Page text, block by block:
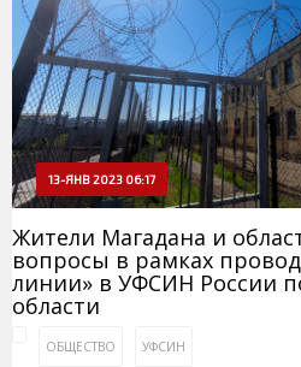
13-ЯНВ 2023 06:17
Жители Магадана и
вопросы в рамках
линии» в УФСИН России
области
ОБЩЕСТВО УФСИН